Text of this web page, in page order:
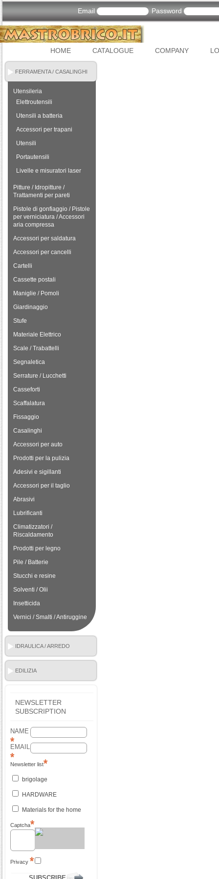
Email Password
HOME CATALOGUE COMPANY
FERRAMENTA / CASALINGHI
Utensileria
Elettroutensili
Utensili a batteria
Accessori per trapani
Utensili
Portautensili
Livelle e misuratori laser
Pitture / Idropitture /
Trattamenti per pareti
Pistole di gonfiaggio / Pistole
per verniciatura / Accessori
aria compressa
Accessori per saldatura
Accessori per cancelli
Cartelli
Cassette postali
Maniglie / Pomoli
Giardinaggio
Stufe
Materiale Elettrico
Scale / Trabattelli
Segnaletica
Serrature / Lucchetti
Casseforti
Scaffalatura
Fissaggio
Casalinghi
Accessori per auto
Prodotti per la pulizia
Adesivi e sigillanti
Accessori per il taglio
Abrasivi
Lubrificanti
Climatizzatori /
Riscaldamento
Prodotti per legno
Pile / Batterie
Stucchi e resine
Solventi / Olii
Insetticida
Vernici / Smalti / Antiruggine
IDRAULICA / ARREDO
BAGNO
EDILIZIA
NEWSLETTER
SUBSCRIPTION
NAME
EMAIL
Newsletter list
brigolage
HARDWARE
Materials for the home
Captcha
Privacy